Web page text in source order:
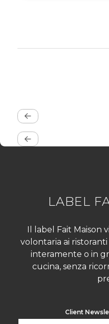
LABEL
Il label Fait Maison
volontaria ai
interamente o in
cucina, senza
Client